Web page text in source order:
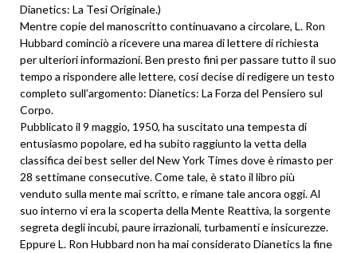
Dianetics: La Tesi Originale.)
Mentre copie del manoscritto continuavano a circolare, L. Ron
Hubbard cominciò a ricevere una marea di lettere di richiesta
per ulteriori informazioni. Ben presto finì per passare tutto il suo
tempo a rispondere alle lettere, cosí decise di redigere un testo
completo sull’argomento: Dianetics: La Forza del Pensiero sul
Corpo.
Pubblicato il 9 maggio, 1950, ha suscitato una tempesta di
entusiasmo popolare, ed ha subito raggiunto la vetta della
classifica dei best seller del New York Times dove è rimasto per
28 settimane consecutive. Come tale, è stato il libro più
venduto sulla mente mai scritto, e rimane tale ancora oggi. Al
suo interno vi era la scoperta della Mente Reattiva, la sorgente
segreta degli incubi, paure irrazionali, turbamenti e insicurezze.
Eppure L. Ron Hubbard non ha mai considerato Dianetics la fine